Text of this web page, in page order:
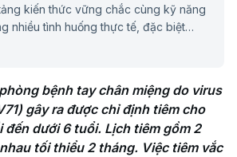
kiến thức vững chắc cùng kỹ năng
nhiều tình huống thực tế, đặc biệt
trị các bệnh lý nội khoa và xử trí cấp
góp phần nâng cao chất lượng
bệnh tay chân miệng do virus
gây ra được chỉ định tiêm cho
đến dưới 6 tuổi. Lịch tiêm gồm 2
tối thiểu 2 tháng. Việc tiêm vắc